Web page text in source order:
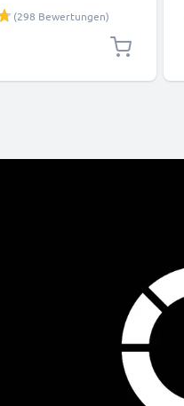
G7X SX530
Fotokameras - IFC-
IFC-500U
(298 Bewertungen)